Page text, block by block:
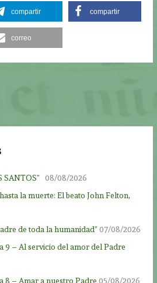
compartir compartir
correo
SANTOS”
08/08/2026
la muerte: El beato John Felton,
de toda la humanidad” 07/08/2026
9 – Al servicio del amor del Padre
8 – Amar a nuestro Padre 05/08/2026